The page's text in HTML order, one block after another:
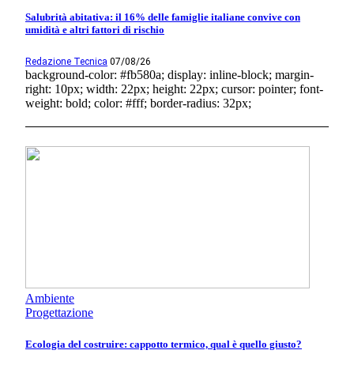
Salubrità abitativa: il 16% delle famiglie italiane convive con
umidità e altri fattori di rischio
Redazione Tecnica 07/08/26
background-color: #fb580a; display: inline-block; margin-
right: 10px; width: 22px; height: 22px; cursor: pointer; font-
weight: bold; color: #fff; border-radius: 32px;
Ambiente
Progettazione
Ecologia del costruire: cappotto termico, qual è quello giusto?